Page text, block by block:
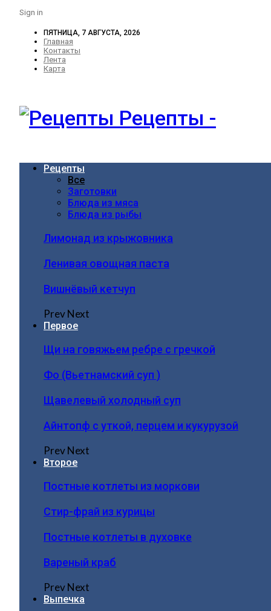
Sign in
ПЯТНИЦА, 7 АВГУСТА, 2026
Главная
Контакты
Лента
Карта
Рецепты -
Рецепты
Все
Заготовки
Блюда из мяса
Блюда из рыбы
Лимонад из крыжовника
Ленивая овощная паста
Вишнёвый кетчуп
PrevNext
Первое
Щи на говяжьем ребре с гречкой
Фо (Вьетнамский суп )
Щавелевый холодный суп
Айнтопф с уткой, перцем и кукурузой
PrevNext
Второе
Постные котлеты из моркови
Стир-фрай из курицы
Постные котлеты в духовке
Вареный краб
PrevNext
Выпечка